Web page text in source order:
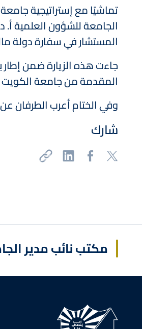
تماشيًا مع إستراتيجية
الجامعة للشؤون العلمية أ.
المستشار في سفارة دولة
جاءت هذه الزيارة ضمن
المقدمة من جامعة الكويت
وفي الختام أعرب الطرفان
شارك
مكتب نائب مدير